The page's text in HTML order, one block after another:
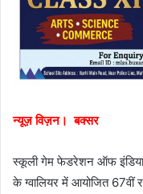
न्यूज़ विज़न। बक्सर
स्कूली गेम फेडरेशन ऑफ इंडिया
के ग्वालियर में आयोजित 67वीं